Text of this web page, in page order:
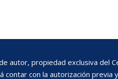
autor, propiedad exclusiva del
contar con la autorización previa